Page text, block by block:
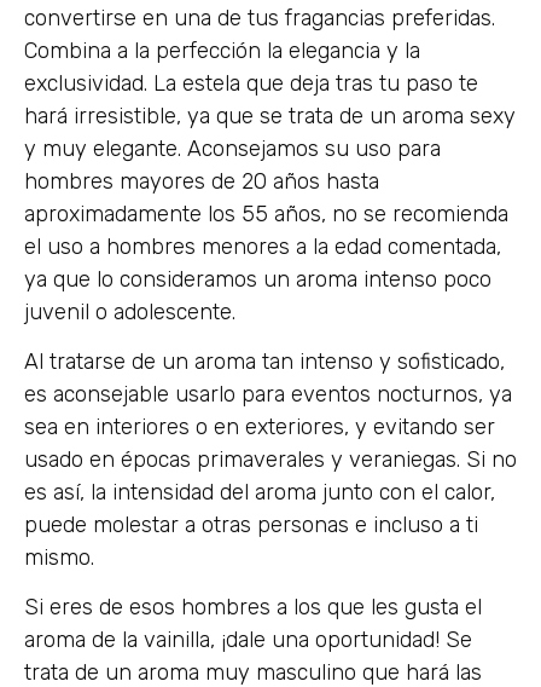
convertirse en una de tus fragancias preferidas.
Combina a la perfección la elegancia y la
exclusividad. La estela que deja tras tu paso te
hará irresistible, ya que se trata de un aroma sexy
y muy elegante. Aconsejamos su uso para
hombres mayores de 20 años hasta
aproximadamente los 55 años, no se recomienda
el uso a hombres menores a la edad comentada,
ya que lo consideramos un aroma intenso poco
juvenil o adolescente.
Al tratarse de un aroma tan intenso y sofisticado,
es aconsejable usarlo para eventos nocturnos, ya
sea en interiores o en exteriores, y evitando ser
usado en épocas primaverales y veraniegas. Si no
es así, la intensidad del aroma junto con el calor,
puede molestar a otras personas e incluso a ti
mismo.
Si eres de esos hombres a los que les gusta el
aroma de la vainilla, ¡dale una oportunidad! Se
trata de un aroma muy masculino que hará las